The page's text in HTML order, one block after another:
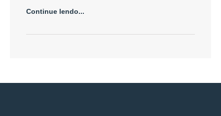
Continue lendo...